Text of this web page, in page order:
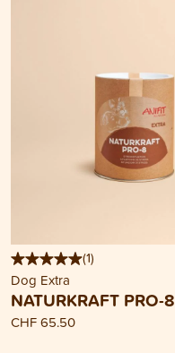
(1)
Dog Extra
NATURKRAFT PRO-8
CHF 65.50